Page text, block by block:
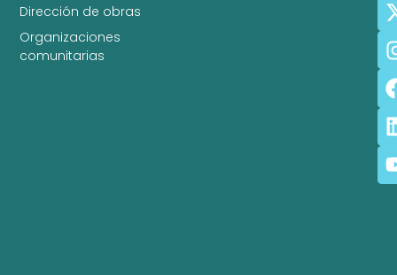
Dirección de obras
Organizaciones
comunitarias